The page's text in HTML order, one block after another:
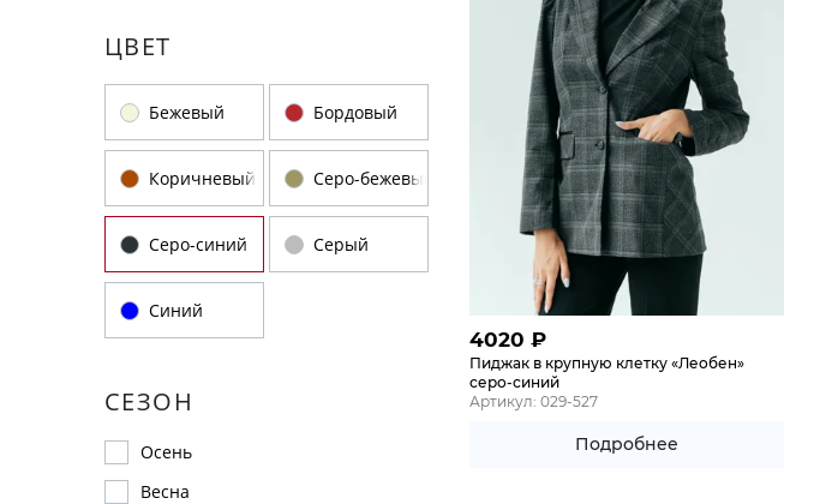
ЦВЕТ
Бежевый Бордовый
Коричневый Серо-бежевый
Серо-синий Серый
Синий
СЕЗОН
Осень
Весна
4020 ₽
Пиджак в крупную клетку «Леобен»
серо-синий
Артикул: 029-527
Подробнее